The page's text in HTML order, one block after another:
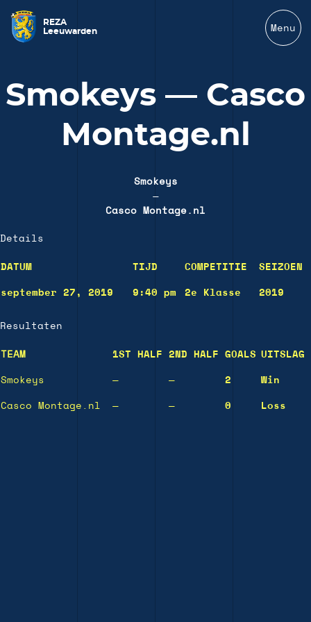
REZA
Leeuwarden
Menu
Smokeys — Casco
Montage.nl
Smokeys
—
Casco Montage.nl
Details
DATUM TIJD COMPETITIE SEIZOEN
september 27, 2019 9:40 pm 2e Klasse 2019
Resultaten
TEAM 1ST HALF 2ND HALF GOALS UITSLAG
Smokeys — — 2 Win
Casco Montage.nl — — 0 Loss